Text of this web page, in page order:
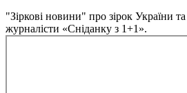
"Зіркові новини" про зірок України
журналісти «Сніданку з 1+1».